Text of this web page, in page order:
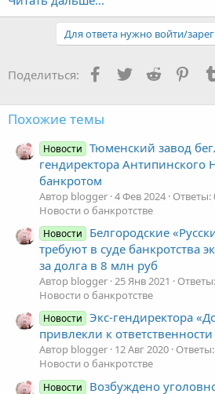
Для ответа нужно войти/
Поделиться: Facebook
TwitterReddit
Похожие темы
Новости
Тюменский завод
гендиректора Антипинского
банкротом
Автор blogger 4 Фев 2024 Ответы:
Новости о банкротстве
Новости
Белгородские
требуют в суде банкротства
за долга в 8 млн руб
Автор blogger 25 Янв 2021
Новости о банкротстве
Новости
Экс-гендиректора
привлекли к
Автор blogger 12 Авг 2020
Новости о банкротстве
Новости Возбуждено